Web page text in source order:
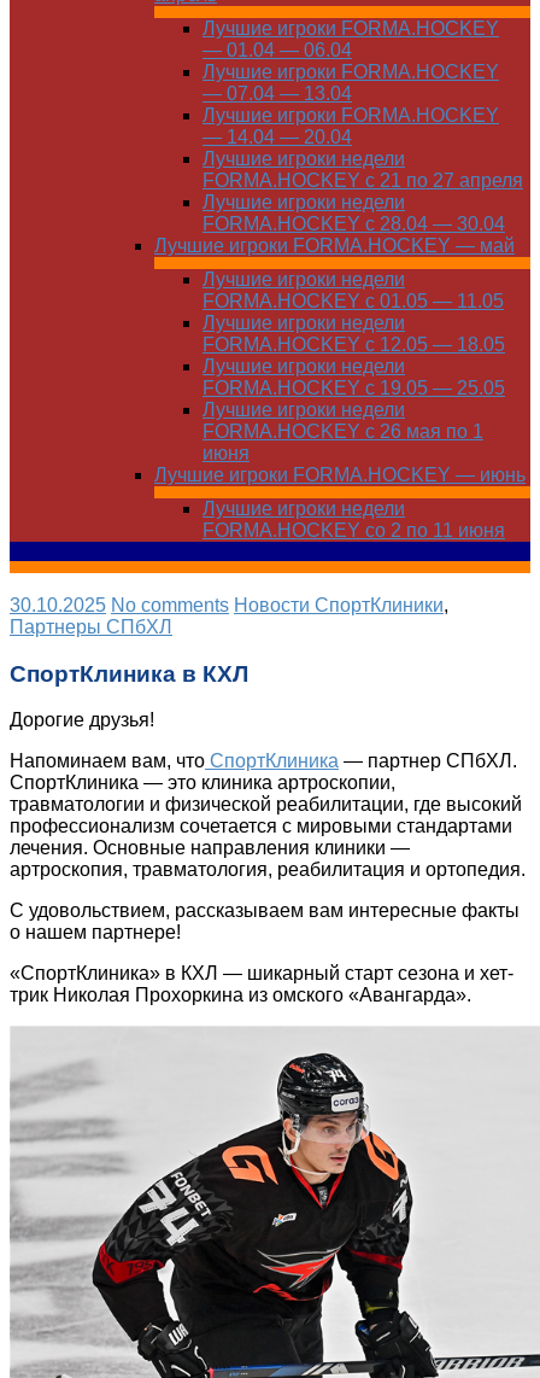
Лучшие игроки FORMA.HOCKEY
— 01.04 — 06.04
Лучшие игроки FORMA.HOCKEY
— 07.04 — 13.04
Лучшие игроки FORMA.HOCKEY
— 14.04 — 20.04
Лучшие игроки недели
FORMA.HOCKEY с 21 по 27 апреля
Лучшие игроки недели
FORMA.HOCKEY с 28.04 — 30.04
Лучшие игроки FORMA.HOCKEY — май
Лучшие игроки недели
FORMA.HOCKEY с 01.05 — 11.05
Лучшие игроки недели
FORMA.HOCKEY с 12.05 — 18.05
Лучшие игроки недели
FORMA.HOCKEY с 19.05 — 25.05
Лучшие игроки недели
FORMA.HOCKEY с 26 мая по 1
июня
Лучшие игроки FORMA.HOCKEY — июнь
Лучшие игроки недели
FORMA.HOCKEY со 2 по 11 июня
30.10.2025 No comments Новости СпортКлиники,
Партнеры СПбХЛ
СпортКлиника в КХЛ
Дорогие друзья!
Напоминаем вам, что СпортКлиника — партнер СПбХЛ.
СпортКлиника — это клиника артроскопии,
травматологии и физической реабилитации, где высокий
профессионализм сочетается с мировыми стандартами
лечения. Основные направления клиники —
артроскопия, травматология, реабилитация и ортопедия.
С удовольствием, рассказываем вам интересные факты
о нашем партнере!
«СпортКлиника» в КХЛ — шикарный старт сезона и хет-
трик Николая Прохоркина из омского «Авангарда».